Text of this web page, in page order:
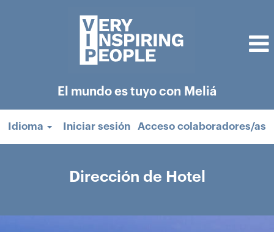
El mundo es tuyo con Meliá
Idioma Iniciar sesión Acceso colaboradores/as
Dirección de Hotel